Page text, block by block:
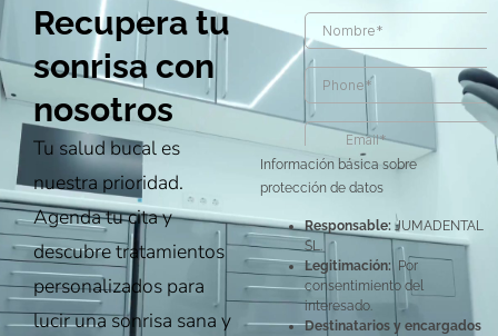
Recupera tu
sonrisa con
nosotros
Tu salud bucal es
nuestra prioridad.
Agenda tu cita y
descubre tratamientos
personalizados para
lucir una sonrisa sana y
Información básica sobre
protección de datos
Responsable: JUMADENTAL
SL.
Legitimación: Por
consentimiento del
interesado.
Destinatarios y encargados